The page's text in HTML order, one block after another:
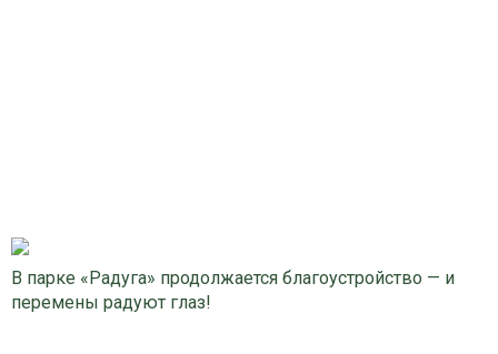
В парке «Радуга» продолжается благоустройство — и
перемены радуют глаз!